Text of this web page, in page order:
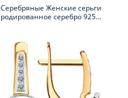
Серебряные Женские серьги
родированное серебро 925